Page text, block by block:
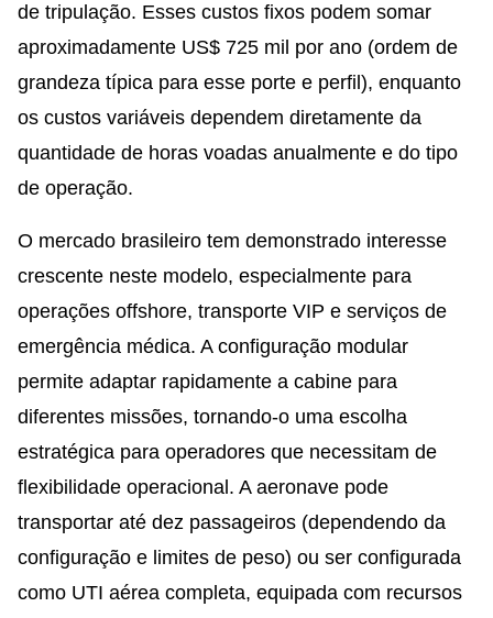
de tripulação. Esses custos fixos podem somar
aproximadamente US$ 725 mil por ano (ordem de
grandeza típica para esse porte e perfil), enquanto
os custos variáveis dependem diretamente da
quantidade de horas voadas anualmente e do tipo
de operação.
O mercado brasileiro tem demonstrado interesse
crescente neste modelo, especialmente para
operações offshore, transporte VIP e serviços de
emergência médica. A configuração modular
permite adaptar rapidamente a cabine para
diferentes missões, tornando-o uma escolha
estratégica para operadores que necessitam de
flexibilidade operacional. A aeronave pode
transportar até dez passageiros (dependendo da
configuração e limites de peso) ou ser configurada
como UTI aérea completa, equipada com recursos